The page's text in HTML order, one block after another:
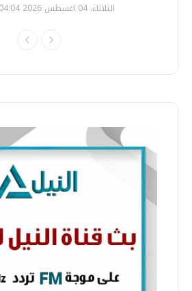
الثلاثاء، 04 اغسطس 2026 04:04 م